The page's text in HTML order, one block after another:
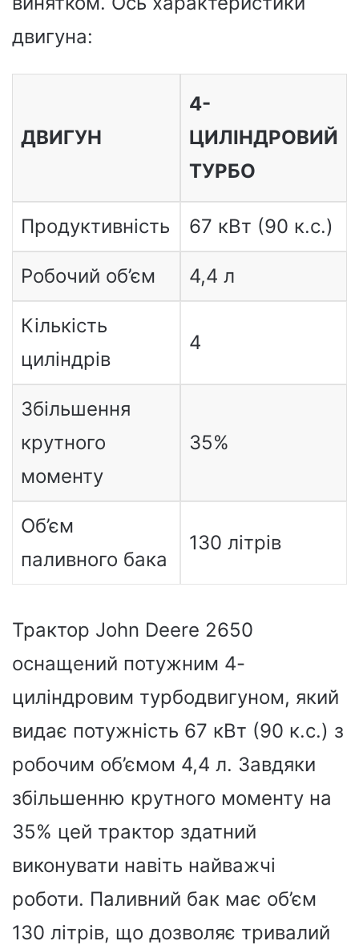
двигуна:
ДВИГУН
4-
ЦИЛІНДРОВИЙ
ТУРБО
Продуктивність 67 кВт (90 к.с.)
Робочий об’єм 4,4 л
Кількість
циліндрів
4
Збільшення
крутного
моменту
35%
Об’єм
паливного бака
130 літрів
Трактор John Deere 2650
оснащений потужним 4-
циліндровим турбодвигуном, який
видає потужність 67 кВт (90 к.с.) з
робочим об’ємом 4,4 л. Завдяки
збільшенню крутного моменту на
35% цей трактор здатний
виконувати навіть найважчі
роботи. Паливний бак має об’єм
130 літрів, що дозволяє тривалий